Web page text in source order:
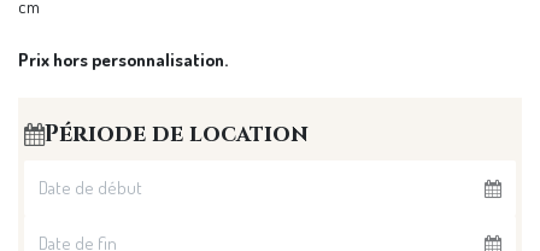
cm
Prix hors personnalisation.
Période de location